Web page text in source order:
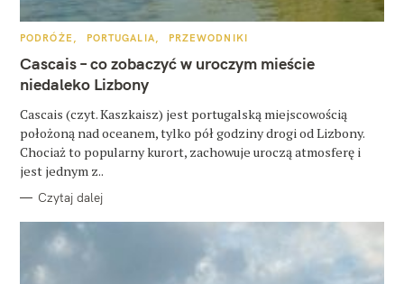
K
T
E
G
O
I
E
PODRÓŻE PORTUGALIA PRZEWODNIKI
Cascais – co zobaczyć w uroczym mieście
niedaleko Lizbony
Cascais (czyt. Kaszkaisz) jest portugalską miejscowością
położoną nad oceanem, tylko pół godziny drogi od Lizbony.
Chociaż to popularny kurort, zachowuje uroczą atmosferę i
jest jednym z..
Czytaj dalej
k
a
j
: